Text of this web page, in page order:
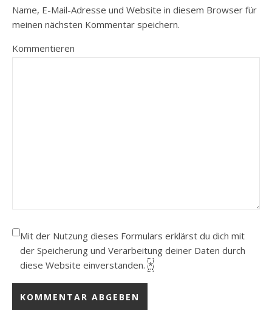
Name, E-Mail-Adresse und Website in diesem Browser für
meinen nächsten Kommentar speichern.
Kommentieren
Mit der Nutzung dieses Formulars erklärst du dich mit
der Speicherung und Verarbeitung deiner Daten durch
diese Website einverstanden. *